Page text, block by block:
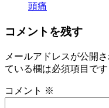
頭痛
コメントを残す
メールアドレスが公開
ている欄は必須項目です
コメント ※